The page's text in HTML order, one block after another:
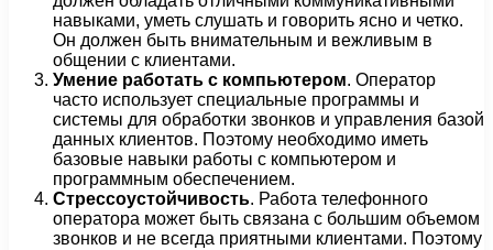
навыками, уметь слушать и говорить ясно и четко.
Он должен быть внимательным и вежливым в
общении с клиентами.
Умение работать с компьютером. Оператор
часто использует специальные программы и
системы для обработки звонков и управления базой
данных клиентов. Поэтому необходимо иметь
базовые навыки работы с компьютером и
программным обеспечением.
Стрессоустойчивость. Работа телефонного
оператора может быть связана с большим объемом
звонков и не всегда приятными клиентами. Поэтому